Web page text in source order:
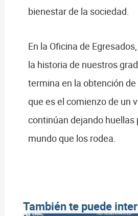
bienestar de la sociedad.
En la Oficina de
la historia de nuestros
termina en la obtención
que es el comienzo de un
continúan dejando huellas
mundo que los rodea.
También te puede